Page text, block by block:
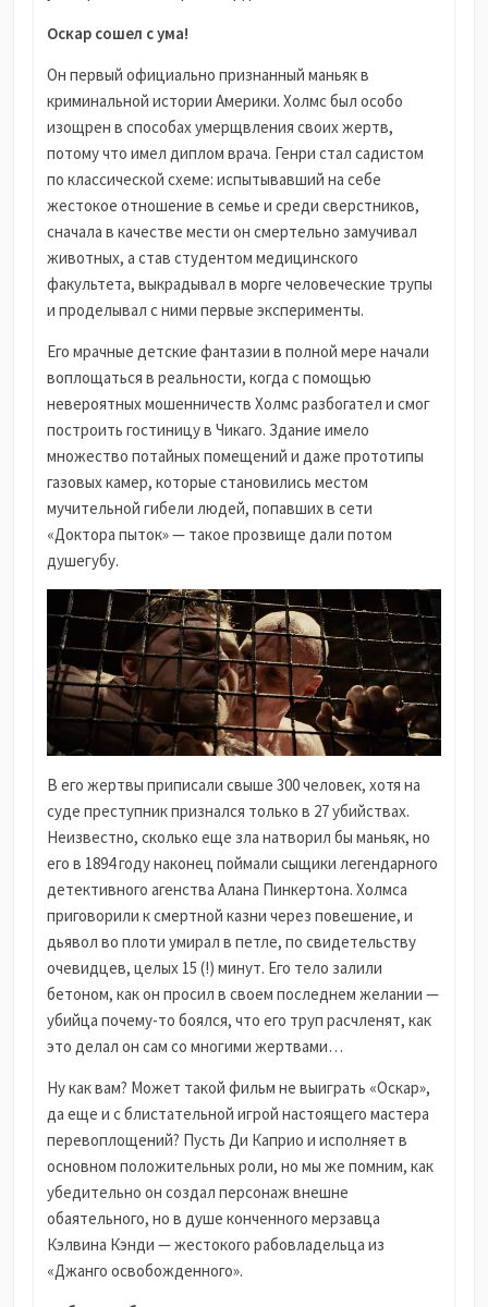
Оскар сошел с ума!
Он первый официально признанный маньяк в
криминальной истории Америки. Холмс был особо
изощрен в способах умерщвления своих жертв,
потому что имел диплом врача. Генри стал садистом
по классической схеме: испытывавший на себе
жестокое отношение в семье и среди сверстников,
сначала в качестве мести он смертельно замучивал
животных, а став студентом медицинского
факультета, выкрадывал в морге человеческие трупы
и проделывал с ними первые эксперименты.
Его мрачные детские фантазии в полной мере начали
воплощаться в реальности, когда с помощью
невероятных мошенничеств Холмс разбогател и смог
построить гостиницу в Чикаго. Здание имело
множество потайных помещений и даже прототипы
газовых камер, которые становились местом
мучительной гибели людей, попавших в сети
«Доктора пыток» — такое прозвище дали потом
душегубу.
В его жертвы приписали свыше 300 человек, хотя на
суде преступник признался только в 27 убийствах.
Неизвестно, сколько еще зла натворил бы маньяк, но
его в 1894 году наконец поймали сыщики легендарного
детективного агенства Алана Пинкертона. Холмса
приговорили к смертной казни через повешение, и
дьявол во плоти умирал в петле, по свидетельству
очевидцев, целых 15 (!) минут. Его тело залили
бетоном, как он просил в своем последнем желании —
убийца почему-то боялся, что его труп расчленят, как
это делал он сам со многими жертвами…
Ну как вам? Может такой фильм не выиграть «Оскар»,
да еще и с блистательной игрой настоящего мастера
перевоплощений? Пусть Ди Каприо и исполняет в
основном положительных роли, но мы же помним, как
убедительно он создал персонаж внешне
обаятельного, но в душе конченного мерзавца
Кэлвина Кэнди — жестокого рабовладельца из
«Джанго освобожденного».